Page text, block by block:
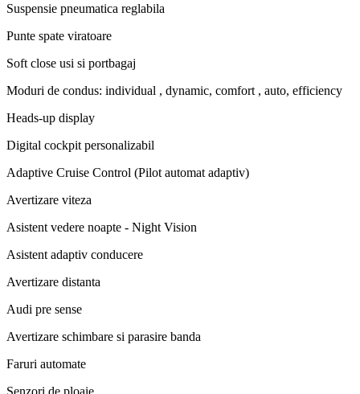
Suspensie pneumatica reglabila
Punte spate viratoare
Soft close usi si portbagaj
Moduri de condus: individual , dynamic, comfort , auto, efficiency
Heads-up display
Digital cockpit personalizabil
Adaptive Cruise Control (Pilot automat adaptiv)
Avertizare viteza
Asistent vedere noapte - Night Vision
Asistent adaptiv conducere
Avertizare distanta
Audi pre sense
Avertizare schimbare si parasire banda
Faruri automate
Senzori de ploaie